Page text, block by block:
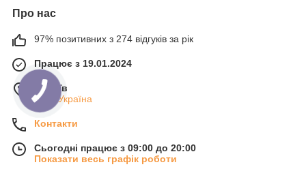
Про нас
97% позитивних з 274 відгуків за рік
Працює з 19.01.2024
м. Київ
Київ, Україна
Контакти
Сьогодні працює з 09:00 до 20:00
Показати весь графік роботи